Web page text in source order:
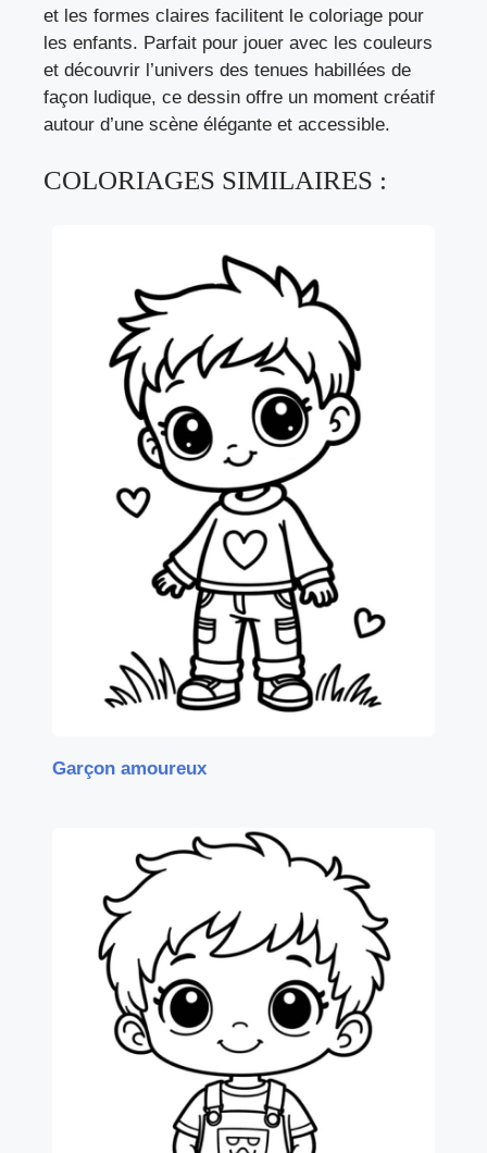
et les formes claires facilitent le coloriage pour
les enfants. Parfait pour jouer avec les couleurs
et découvrir l’univers des tenues habillées de
façon ludique, ce dessin offre un moment créatif
autour d’une scène élégante et accessible.
COLORIAGES SIMILAIRES :
Garçon amoureux